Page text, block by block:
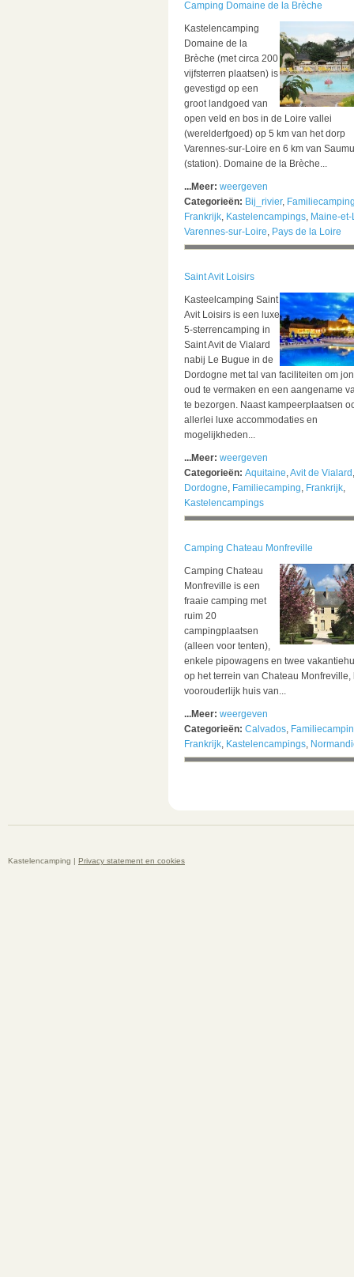
Camping Domaine de la Brèche
Kastelencamping
Domaine de la
Brèche (met circa 200
vijfsterren plaatsen) is
gevestigd op een
groot landgoed van
open veld en bos in de Loire vallei
(werelderfgoed) op 5 km van het dorp
Varennes-sur-Loire en 6 km van
(station). Domaine de la Brèche...
...Meer: weergeven
Categorieën: Bij_rivier,
Frankrijk, Kastelencampings, Maine-
Varennes-sur-Loire, Pays de la Loire
Saint Avit Loisirs
Kasteelcamping Saint
Avit Loisirs is een luxe
5-sterrencamping in
Saint Avit de Vialard
nabij Le Bugue in de
Dordogne met tal van faciliteiten om
oud te vermaken en een aangename
te bezorgen. Naast kampeerplaatsen
allerlei luxe accommodaties en
mogelijkheden...
...Meer: weergeven
Categorieën: Aquitaine,Avit de Vialard ,
Dordogne, Familiecamping, Frankrijk,
Kastelencampings
Camping Chateau Monfreville
Camping Chateau
Monfreville is een
fraaie camping met
ruim 20
campingplaatsen
(alleen voor tenten),
enkele pipowagens en twee
op het terrein van Chateau Monfreville,
voorouderlijk huis van...
...Meer: weergeven
Categorieën: Calvados,
Frankrijk, Kastelencampings,
Kastelencamping | Privacy statement en cookies